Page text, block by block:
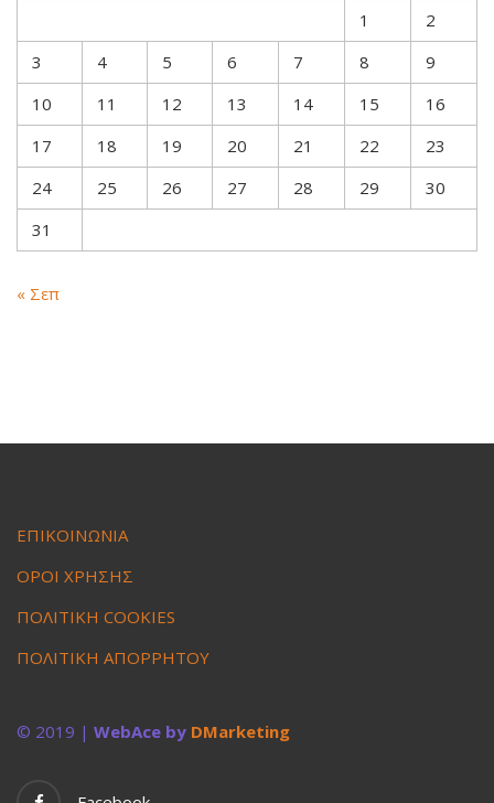
1
2
3
4 5 6 7 8
9
10
11 12 13 14 15
16
17
18 19 20 21 22
23
24
25 26 27 28 29
30
31
« Σεπ
ΕΠΙΚΟΙΝΩΝΙΑ
ΟΡΟΙ ΧΡΗΣΗΣ
ΠΟΛΙΤΙΚΗ COOKIES
ΠΟΛΙΤΙΚΗ ΑΠΟΡΡΗΤΟΥ
© 2019 | WebAce by DMarketing